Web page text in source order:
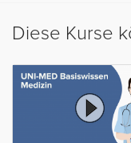
Diese Kurse